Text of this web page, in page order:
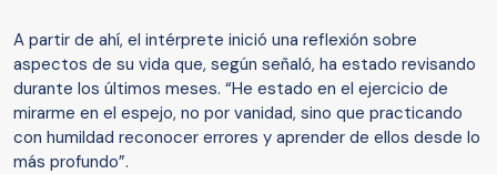
A partir de ahí, el intérprete inició una reflexión sobre
aspectos de su vida que, según señaló, ha estado revisando
durante los últimos meses. “He estado en el ejercicio de
mirarme en el espejo, no por vanidad, sino que practicando
con humildad reconocer errores y aprender de ellos desde lo
más profundo”.